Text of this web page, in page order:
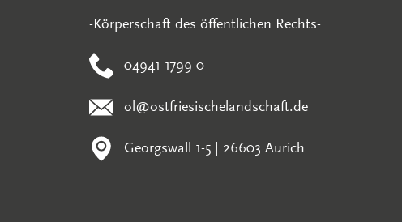
-Körperschaft des öffentlichen Rechts-
04941 1799-0
ol@ostfriesischelandschaft.de
Georgswall 1-5 | 26603 Aurich